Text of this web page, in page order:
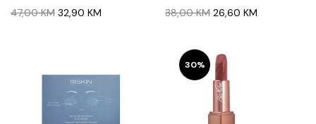
47,00KM Original
32,90 KM
38,00KM Original
38,00 KM.
26,60 KM
30%